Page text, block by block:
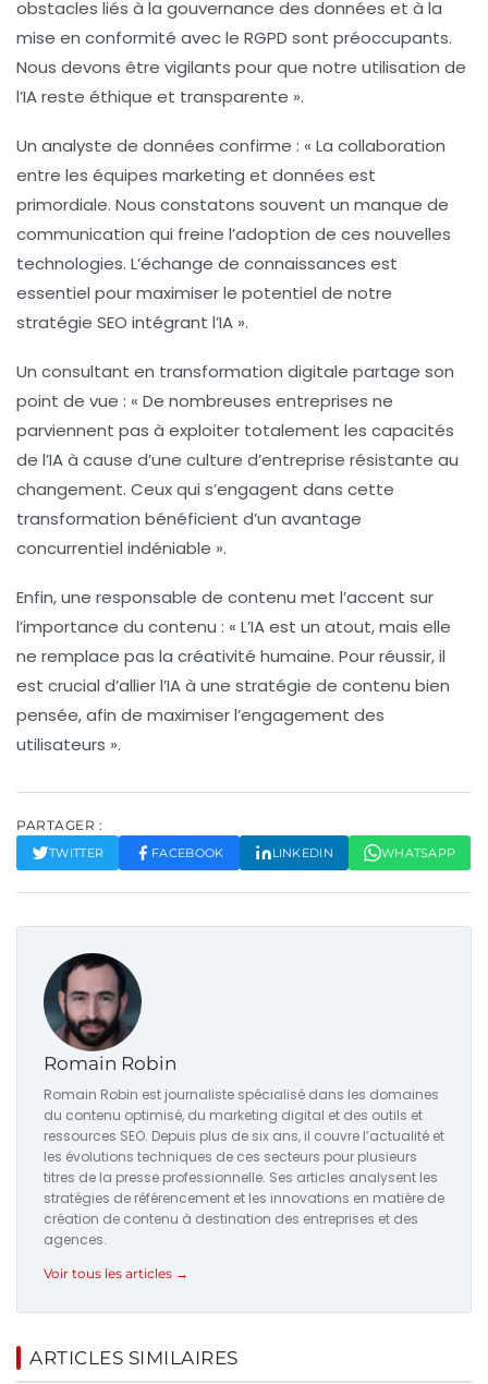
obstacles liés à la gouvernance des données et à la
mise en conformité avec le RGPD sont préoccupants.
Nous devons être vigilants pour que notre utilisation de
l’IA reste éthique et transparente ».
Un analyste de données confirme : « La collaboration
entre les équipes marketing et données est
primordiale. Nous constatons souvent un manque de
communication qui freine l’adoption de ces nouvelles
technologies. L’échange de connaissances est
essentiel pour maximiser le potentiel de notre
stratégie SEO intégrant l’IA ».
Un consultant en transformation digitale partage son
point de vue : « De nombreuses entreprises ne
parviennent pas à exploiter totalement les capacités
de l’IA à cause d’une culture d’entreprise résistante au
changement. Ceux qui s’engagent dans cette
transformation bénéficient d’un avantage
concurrentiel indéniable ».
Enfin, une responsable de contenu met l’accent sur
l’importance du contenu : « L’IA est un atout, mais elle
ne remplace pas la créativité humaine. Pour réussir, il
est crucial d’allier l’IA à une stratégie de contenu bien
pensée, afin de maximiser l’engagement des
utilisateurs ».
PARTAGER :
TWITTER FACEBOOK LINKEDIN WHATSAPP
Romain Robin
Romain Robin est journaliste spécialisé dans les domaines
du contenu optimisé, du marketing digital et des outils et
ressources SEO. Depuis plus de six ans, il couvre l’actualité et
les évolutions techniques de ces secteurs pour plusieurs
titres de la presse professionnelle. Ses articles analysent les
stratégies de référencement et les innovations en matière de
création de contenu à destination des entreprises et des
agences.
Voir tous les articles →
ARTICLES SIMILAIRES